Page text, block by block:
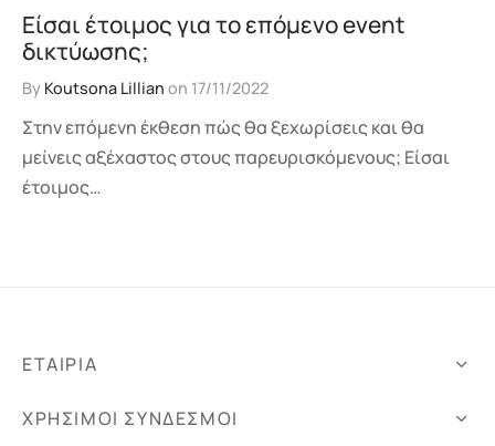
Είσαι έτοιμος για το επόμενο event
δικτύωσης;
By Koutsona Lillian on 17/11/2022
Στην επόμενη έκθεση πώς θα ξεχωρίσεις και θα
μείνεις αξέχαστος στους παρευρισκόμενους; Είσαι
έτοιμος…
ΕΤΑΙΡΙΑ
ΧΡΗΣΙΜΟΙ ΣΥΝΔΕΣΜΟΙ